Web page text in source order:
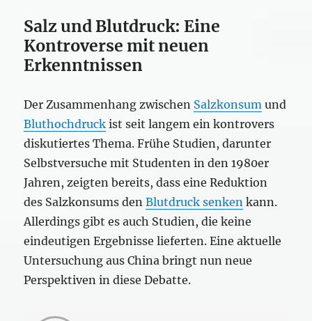
Salz und Blutdruck: Eine
Kontroverse mit neuen
Erkenntnissen
Der Zusammenhang zwischen Salzkonsum und
Bluthochdruck ist seit langem ein kontrovers
diskutiertes Thema. Frühe Studien, darunter
Selbstversuche mit Studenten in den 1980er
Jahren, zeigten bereits, dass eine Reduktion
des Salzkonsums denBlutdruck senken kann.
Allerdings gibt es auch Studien, die keine
eindeutigen Ergebnisse lieferten. Eine aktuelle
Untersuchung aus China bringt nun neue
Perspektiven in diese Debatte.